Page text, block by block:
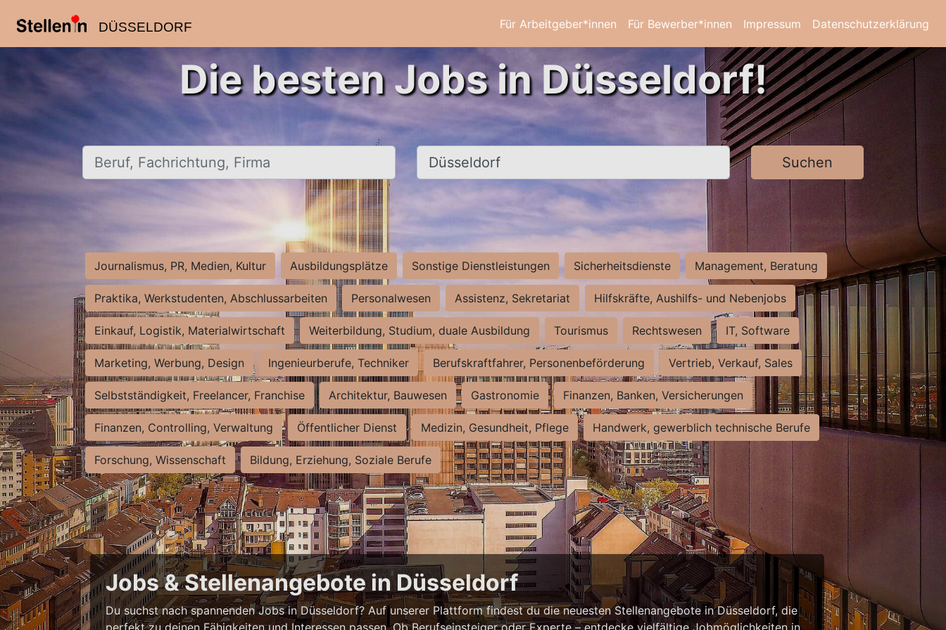
DÜSSELDORF Für Arbeitgeber*innen Für Bewerber*innen Impressum Datenschutzerklärung
Die besten Jobs in Düsseldorf!
Beruf, Fachrichtung, Firma Ort, Stadt Suchen
Journalismus, PR, Medien, Kultur Ausbildungsplätze Sonstige Dienstleistungen Sicherheitsdienste Management, Beratung
Praktika, Werkstudenten, Abschlussarbeiten Personalwesen Assistenz, Sekretariat Hilfskräfte, Aushilfs- und Nebenjobs
Einkauf, Logistik, Materialwirtschaft Weiterbildung, Studium, duale Ausbildung Tourismus Rechtswesen IT, Software
Marketing, Werbung, Design Ingenieurberufe, Techniker Berufskraftfahrer, Personenbeförderung Vertrieb, Verkauf, Sales
Selbstständigkeit, Freelancer, Franchise Architektur, Bauwesen Gastronomie Finanzen, Banken, Versicherungen
Finanzen, Controlling, Verwaltung Öffentlicher Dienst Medizin, Gesundheit, Pflege Handwerk, gewerblich technische Berufe
Forschung, Wissenschaft Bildung, Erziehung, Soziale Berufe
Jobs & Stellenangebote in Düsseldorf
Du suchst nach spannenden Jobs in Düsseldorf? Auf unserer Plattform findest du die neuesten Stellenangebote in Düsseldorf, die